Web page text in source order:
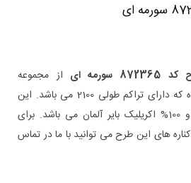
ای
از مجموعه
محصولات هفتصد شانه بوده که دارای تراکم طولی 2100 می باشد. این
محصول هشت رنگ بوده و 100% اکریلیک بایر آلمان می باشد. برای
های این طرح می توانید با ما در تماس